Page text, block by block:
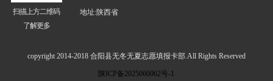
扫描上方二维码
了解更多
地址:陕西省
copyright 2014-2018 合阳县无冬无夏志愿填报卡部.All Rights Reserved
陕ICP备2025060062号-1